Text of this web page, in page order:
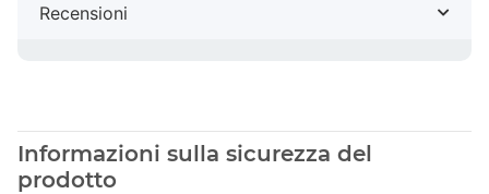
Recensioni
Informazioni sulla sicurezza del
prodotto